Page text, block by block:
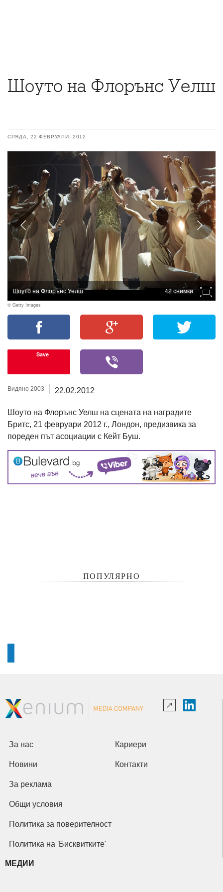
Шоуто на Флорънс Уелш
СРЯДА, 22 ФЕВРУАРИ, 2012
Шоуто на Флорънс Уелш 42 снимки
© Getty Images
Save
Видяно 2003 22.02.2012
Шоуто на Флорънс Уелш на сцената на наградите
Бритс, 21 февруари 2012 г., Лондон, предизвика за
пореден път асоциации с Кейт Буш.
ПОПУЛЯРНО
За нас Кариери
Новини Контакти
За реклама
Общи условия
Политика за поверителност
Политика на 'Бисквитките'
МЕДИИ